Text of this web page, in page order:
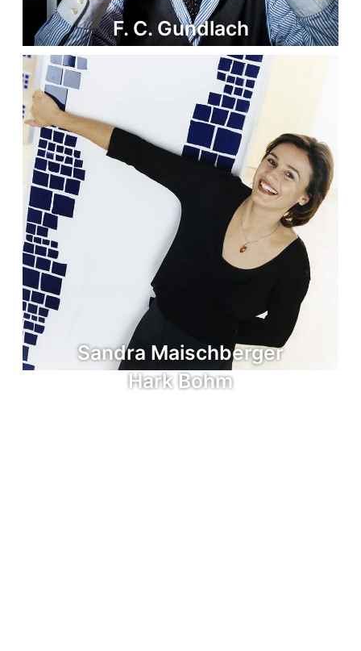
F. C. Gundlach
Sandra Maischberger
Hark Bohm